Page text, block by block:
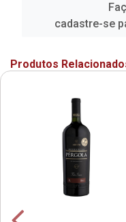
cadastre-se
Produtos